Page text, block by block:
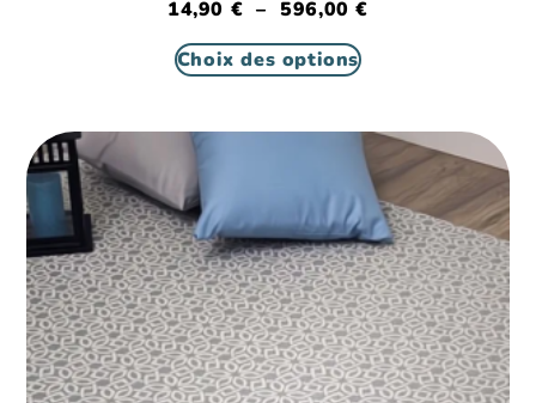
14,90 € – 596,00€
Choix des options